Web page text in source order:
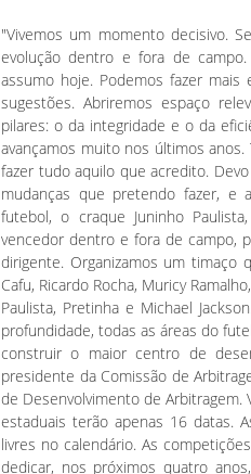
"Vivemos um momento decisivo.
evolução dentro e fora de
assumo hoje. Podemos fazer
sugestões. Abriremos espaço
pilares: o da integridade e o da
avançamos muito nos últimos
fazer tudo aquilo que acredito.
mudanças que pretendo fazer, e
futebol, o craque Juninho
vencedor dentro e fora de campo,
dirigente. Organizamos um timaço
Cafu, Ricardo Rocha, Muricy
Paulista, Pretinha e Michael
profundidade, todas as áreas do
construir o maior centro de
presidente da Comissão de
de Desenvolvimento de
estaduais terão apenas 16 datas.
livres no calendário. As
dedicar, nos próximos quatro